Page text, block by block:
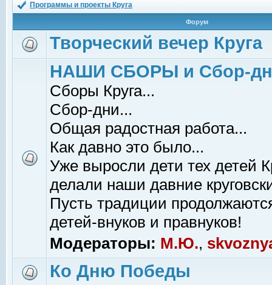
Программы и проекты Круга
Форум
Творческий вечер Круга
НАШИ СБОРЫ и Сбор-
Сборы Круга...
Сбор-дни...
Общая радостная работа...
Как давно это было...
Уже выросли дети тех детей
делали наши давние
Пусть традиции
детей-внуков и правнуков!
Модераторы: М.Ю.,
Ко Дню Победы